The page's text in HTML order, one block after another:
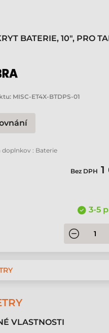
BATERIE, 10", PRO
MISC-ET4X-BTDPS-01
doplnkov : Baterie
Bez DPH 1
3-5
VLASTNOSTI